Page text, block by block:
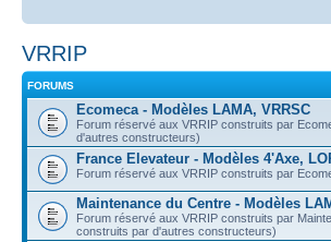
VRRIP
FORUMS
Ecomeca - Modèles LAMA, VRRSC
Forum réservé aux VRRIP construits par
d'autres constructeurs)
France Elevateur - Modèles 4'Axe,
Forum réservé aux VRRIP construits par
Maintenance du Centre - Modèles
Forum réservé aux VRRIP construits par
construits par d'autres constructeurs)